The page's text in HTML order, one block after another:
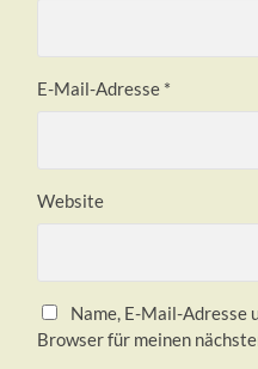
E-Mail-Adresse *
Website
Name, E-Mail-Adresse
Browser für meinen